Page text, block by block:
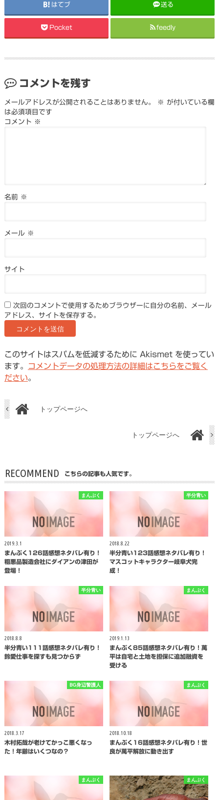
はてブ 送る
Pocket feedly
コメントを残す
メールアドレスが公開されることはありません。 ※ が付いている欄
は必須項目です
コメント ※
名前 ※
メール ※
サイト
次回のコメントで使用するためブラウザーに自分の名前、メール
アドレス、サイトを保存する。
このサイトはスパムを低減するために Akismet を使ってい
ます。
コメントデータの処理方法の詳細はこちらをご覧く
ださい。
トップページへ
トップページへ
RECOMMEND こちらの記事も人気です。
まんぷく
2019.3.1
まんぷく126話感想ネタバレ有り！
粗悪品製造会社にダイアンの津田が
登場！
半分青い
2018.8.22
半分青い123話感想ネタバレ有り！
マスコットキャラクター岐阜犬完
成！
半分青い
2018.8.8
半分青い111話感想ネタバレ有り！
鈴愛仕事を探すも見つからず
まんぷく
2019.1.13
まんぷく85話感想ネタバレ有り！萬
平は自宅と土地を担保に追加融資を
受ける
BG身辺警護人
2018.3.17
木村拓哉が老けてかっこ悪くなっ
た！年齢はいくつなの？
まんぷく
2018.10.18
まんぷく16話感想ネタバレ有り！世
良が萬平解放に動き出す
まんぷく まんぷく